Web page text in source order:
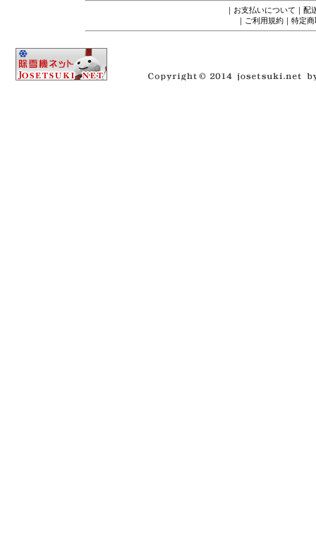
｜ お支払いについて ｜ 配
｜ ご利用規約 ｜ 特定